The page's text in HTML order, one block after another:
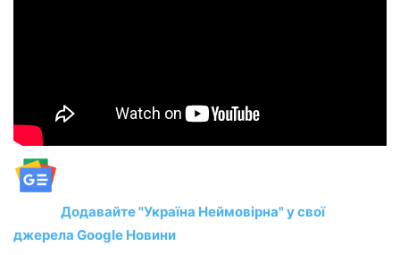
Додавайте "Україна Неймовірна" у свої
джерела Google Новини